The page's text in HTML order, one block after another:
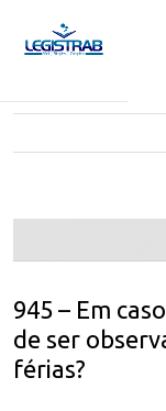
945 – Em
de ser
férias?